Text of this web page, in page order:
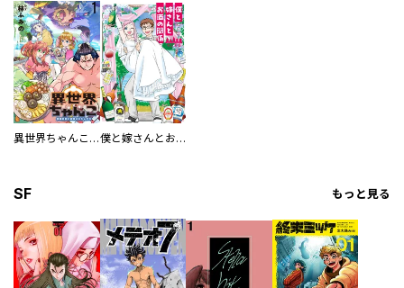
異世界ちゃんこ～横綱目前に召喚されたんだが～ 【連載版】 僕と嫁さんとお酒の関係
SF もっと見る